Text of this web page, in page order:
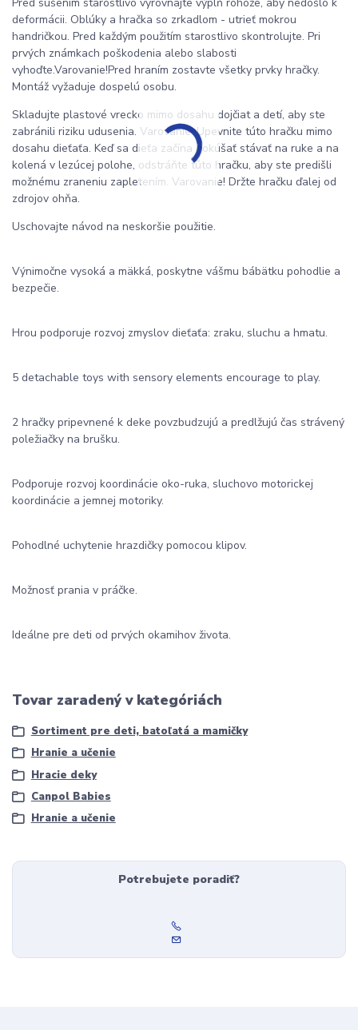
deformácii. Oblúky a hračka so zrkadlom - utrieť mokrou
handričkou. Pred každým použitím starostlivo skontrolujte. Pri
prvých známkach poškodenia alebo slabosti
vyhoďte.Varovanie!Pred hraním zostavte všetky prvky hračky.
Montáž vyžaduje dospelú osobu.
Skladujte plastové vrecko mimo dosahu dojčiat a detí, aby ste
zabránili riziku udusenia. Varovanie! Upevnite túto hračku mimo
dosahu dieťaťa. Keď sa dieťa začína pokúšať stávať na ruke a na
kolená v lezúcej polohe, odstráňte túto hračku, aby ste predišli
možnému zraneniu zapletením. Varovanie! Držte hračku ďalej od
zdrojov ohňa.
Uschovajte návod na neskoršie použitie.
Výnimočne vysoká a mäkká, poskytne vášmu bábätku pohodlie a
bezpečie.
Hrou podporuje rozvoj zmyslov dieťaťa: zraku, sluchu a hmatu.
5 detachable toys with sensory elements encourage to play.
2 hračky pripevnené k deke povzbudzujú a predlžujú čas strávený
poležiačky na brušku.
Podporuje rozvoj koordinácie oko-ruka, sluchovo motorickej
koordinácie a jemnej motoriky.
Pohodlné uchytenie hrazdičky pomocou klipov.
Možnosť prania v práčke.
Ideálne pre deti od prvých okamihov života.
Tovar zaradený v kategóriách
Sortiment pre deti, batoľatá a mamičky
Hranie a učenie
Hracie deky
Canpol Babies
Hranie a učenie
Potrebujete poradiť?